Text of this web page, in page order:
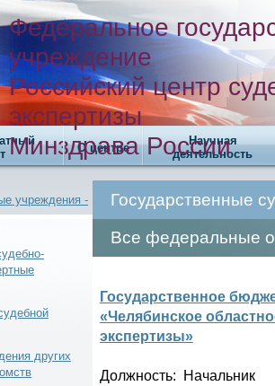
Федеральное
учреждение
Российский центр
экспертизы
Минздрава России
О центре
Научная
деятельность
учреждения - Государственные
других
Все федеральные
Государственное
«Челябинское
экспертизы»
Должность: Начальник